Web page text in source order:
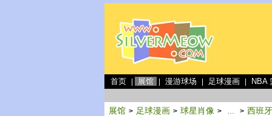
首页 展馆 漫游球场 足球漫画 NBA
展馆 > 足球漫画 > 球星肖像 > > 西班